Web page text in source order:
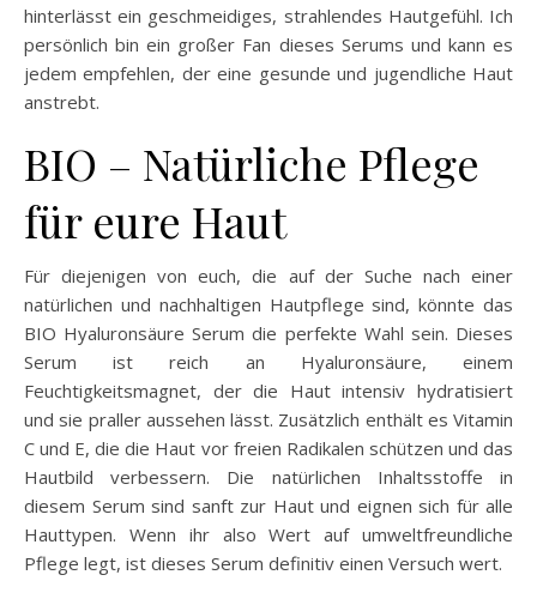
hinterlässt ein geschmeidiges, strahlendes Hautgefühl. Ich
persönlich bin ein großer Fan dieses Serums und kann es
jedem empfehlen, der eine gesunde und jugendliche Haut
anstrebt.
BIO – Natürliche Pflege
für eure Haut
Für diejenigen von euch, die auf der Suche nach einer
natürlichen und nachhaltigen Hautpflege sind, könnte das
BIO Hyaluronsäure Serum die perfekte Wahl sein. Dieses
Serum ist reich an Hyaluronsäure, einem
Feuchtigkeitsmagnet, der die Haut intensiv hydratisiert
und sie praller aussehen lässt. Zusätzlich enthält es Vitamin
C und E, die die Haut vor freien Radikalen schützen und das
Hautbild verbessern. Die natürlichen Inhaltsstoffe in
diesem Serum sind sanft zur Haut und eignen sich für alle
Hauttypen. Wenn ihr also Wert auf umweltfreundliche
Pflege legt, ist dieses Serum definitiv einen Versuch wert.